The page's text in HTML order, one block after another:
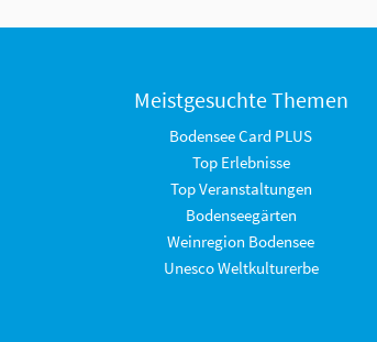
Meistgesuchte Themen
Bodensee Card PLUS
Top Erlebnisse
Top Veranstaltungen
Bodenseegärten
Weinregion Bodensee
Unesco Weltkulturerbe